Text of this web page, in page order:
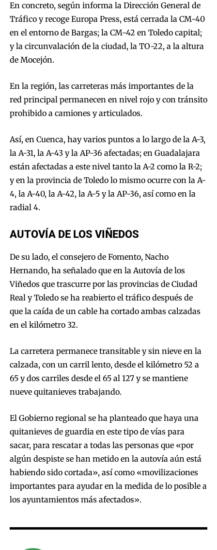
En concreto, según informa la Dirección General de
Tráfico y recoge Europa Press, está cerrada la CM-40
en el entorno de Bargas; la CM-42 en Toledo capital;
y la circunvalación de la ciudad, la TO-22, a la altura
de Mocejón.
En la región, las carreteras más importantes de la
red principal permanecen en nivel rojo y con tránsito
prohibido a camiones y articulados.
Así, en Cuenca, hay varios puntos a lo largo de la A-3,
la A-31, la A-43 y la AP-36 afectadas; en Guadalajara
están afectadas a este nivel tanto la A-2 como la R-2;
y en la provincia de Toledo lo mismo ocurre con la A-
4, la A-40, la A-42, la A-5 y la AP-36, así como en la
radial 4.
AUTOVÍA DE LOS VIÑEDOS
De su lado, el consejero de Fomento, Nacho
Hernando, ha señalado que en la Autovía de los
Viñedos que trascurre por las provincias de Ciudad
Real y Toledo se ha reabierto el tráfico después de
que la caída de un cable ha cortado ambas calzadas
en el kilómetro 32.
La carretera permanece transitable y sin nieve en la
calzada, con un carril lento, desde el kilómetro 52 a
65 y dos carriles desde el 65 al 127 y se mantiene
nueve quitanieves trabajando.
El Gobierno regional se ha planteado que haya una
quitanieves de guardia en este tipo de vías para
sacar, para rescatar a todas las personas que «por
algún despiste se han metido en la autovía aún está
habiendo sido cortada», así como «movilizaciones
importantes para ayudar en la medida de lo posible a
los ayuntamientos más afectados».